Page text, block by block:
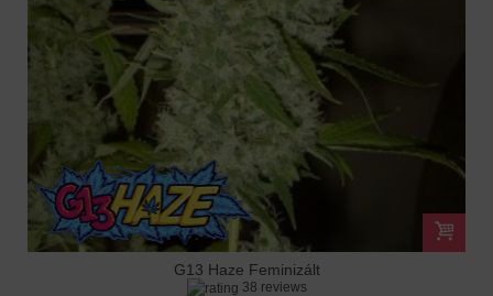
G13 Haze Feminizált
38 reviews